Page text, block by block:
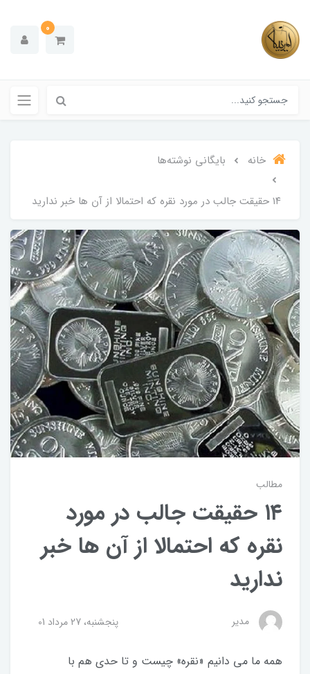
0
خانه بایگانی نوشته‌ها
۱۴ حقیقت جالب در مورد نقره که احتمالا از آن ها خبر ندارید
مطالب
۱۴ حقیقت جالب در مورد
نقره که احتمالا از آن ها خبر
ندارید
مدیر پنجشنبه، 27 مرداد 01
همه ما می دانیم «نقره» چیست و تا حدی هم با